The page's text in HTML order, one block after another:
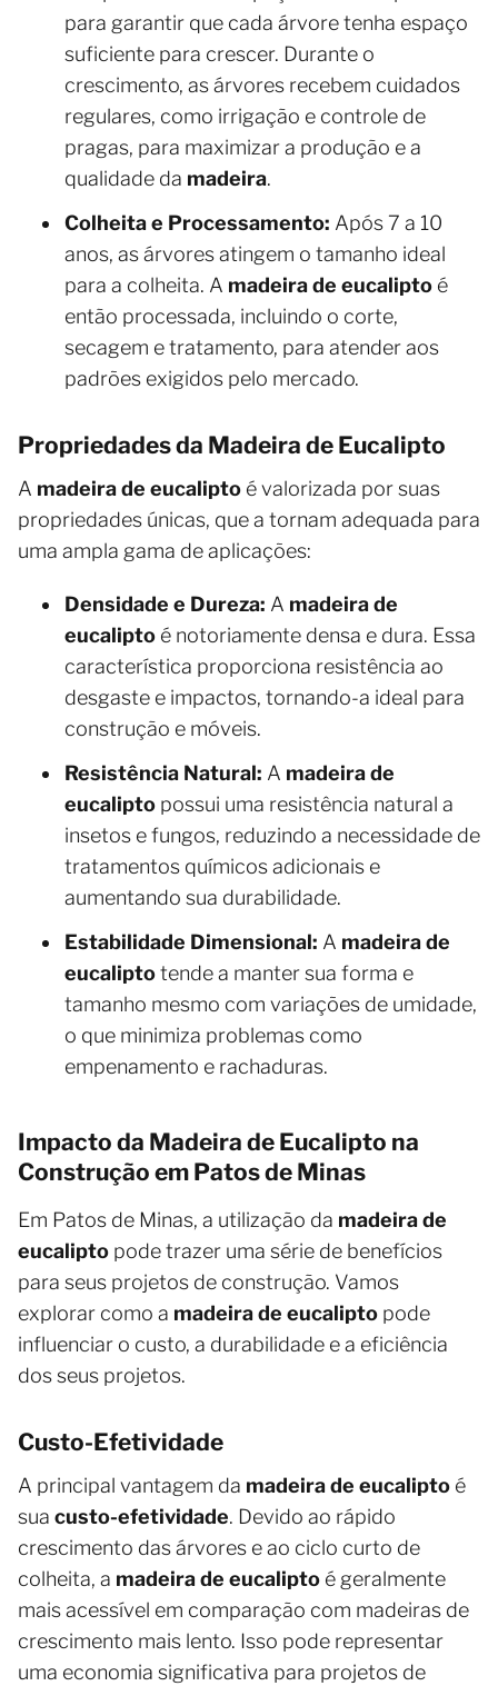
para garantir que cada árvore tenha espaço
suficiente para crescer. Durante o
crescimento, as árvores recebem cuidados
regulares, como irrigação e controle de
pragas, para maximizar a produção e a
qualidade da madeira.
Colheita e Processamento: Após 7 a 10
anos, as árvores atingem o tamanho ideal
para a colheita. A madeira de eucalipto é
então processada, incluindo o corte,
secagem e tratamento, para atender aos
padrões exigidos pelo mercado.
Propriedades da Madeira de Eucalipto
A madeira de eucalipto é valorizada por suas
propriedades únicas, que a tornam adequada para
uma ampla gama de aplicações:
Densidade e Dureza: A madeira de
eucalipto é notoriamente densa e dura. Essa
característica proporciona resistência ao
desgaste e impactos, tornando-a ideal para
construção e móveis.
Resistência Natural: A madeira de
eucalipto possui uma resistência natural a
insetos e fungos, reduzindo a necessidade de
tratamentos químicos adicionais e
aumentando sua durabilidade.
Estabilidade Dimensional: A madeira de
eucaliptotende a manter sua forma e
tamanho mesmo com variações de umidade,
o que minimiza problemas como
empenamento e rachaduras.
Impacto da Madeira de Eucalipto na
Construção em Patos de Minas
Em Patos de Minas, a utilização da madeira de
eucalipto pode trazer uma série de benefícios
para seus projetos de construção. Vamos
explorar como a madeira de eucalipto pode
influenciar o custo, a durabilidade e a eficiência
dos seus projetos.
Custo-Efetividade
A principal vantagem da madeira de eucalipto é
sua custo-efetividade. Devido ao rápido
crescimento das árvores e ao ciclo curto de
colheita, a madeira de eucalipto é geralmente
mais acessível em comparação com madeiras de
crescimento mais lento. Isso pode representar
uma economia significativa para projetos de